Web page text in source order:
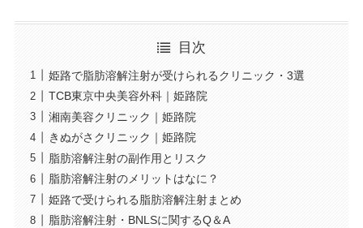
目次
姫路で脂肪溶解注射が受けられるクリニック・3選
TCB東京中央美容外科｜姫路院
湘南美容クリニック｜姫路院
きぬがさクリニック｜姫路院
脂肪溶解注射の副作用とリスク
脂肪溶解注射のメリットはなに？
姫路で受けられる脂肪溶解注射まとめ
脂肪溶解注射・BNLSに関するQ＆A